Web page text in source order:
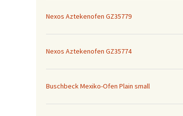
Nexos Aztekenofen GZ35779
Nexos Aztekenofen GZ35774
Buschbeck Mexiko-Ofen Plain small